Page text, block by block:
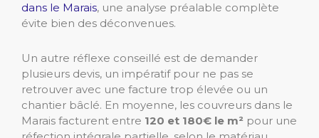
dans le Marais, une analyse préalable complète
évite bien des déconvenues.
Un autre réflexe conseillé est de demander
plusieurs devis, un impératif pour ne pas se
retrouver avec une facture trop élevée ou un
chantier bâclé. En moyenne, les couvreurs dans le
Marais facturent entre 120 et 180€ le m² pour une